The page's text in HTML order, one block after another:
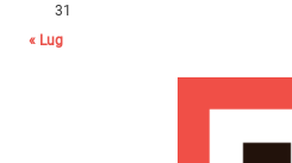
31
« Lug